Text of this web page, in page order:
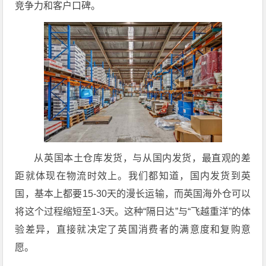
竞争力和客户口碑。
从英国本土仓库发货，与从国内发货，最直观的差
距就体现在物流时效上。我们都知道，国内发货到英
国，基本上都要15-30天的漫长运输，而英国海外仓可以
将这个过程缩短至1-3天。这种“隔日达”与“飞越重洋”的体
验差异，直接就决定了英国消费者的满意度和复购意
愿。